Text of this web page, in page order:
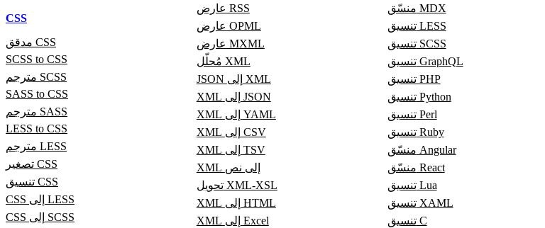
CSS
مدقق CSS
SCSS to CSS
مترجم SCSS
SASS to CSS
مترجم SASS
LESS to CSS
مترجم LESS
تصغير CSS
تنسيق CSS
CSS إلى LESS
CSS إلى SCSS
عارض RSS
عارض OPML
عارض MXML
مُحلّل XML
JSON إلى XML
XML إلى JSON
XML إلى YAML
XML إلى CSV
XML إلى TSV
XML إلى نص
تحويل XML-XSL
XML إلى HTML
XML إلى Excel
منسّق MDX
تنسيق LESS
تنسيق SCSS
تنسيق GraphQL
تنسيق PHP
تنسيق Python
تنسيق Perl
تنسيق Ruby
منسّق Angular
منسّق React
تنسيق Lua
تنسيق XAML
تنسيق C